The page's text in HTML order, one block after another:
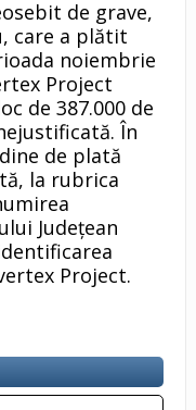
de grave,
care a plătit
noiembrie
Project
de 387.000 de
În
de plată
la rubrica
Judeţean
Project.